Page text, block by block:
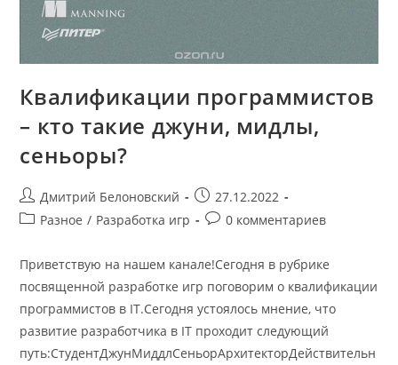
Квалификации программистов
– кто такие джуни, мидлы,
сеньоры?
Post
author:
Дмитрий Белоновский
Запись
опубликована:
27.12.2022
PostРазное / Разработка игр
Post0 комментариев
Приветствую на нашем канале!Сегодня в рубрике
посвященной разработке игр поговорим о квалификации
программистов в IT.Сегодня устоялось мнение, что
развитие разработчика в IT проходит следующий
путь:СтудентДжунМиддлСеньорАрхитекторДействительн